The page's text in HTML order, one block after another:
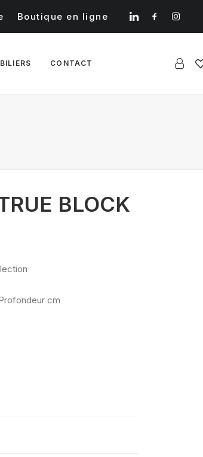
Boutique en ligne
CONTACT
BLOCK
cm